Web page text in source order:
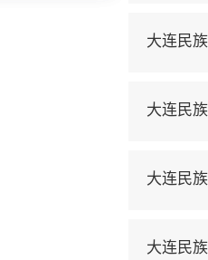
大连民
大连民
大连民
大连民